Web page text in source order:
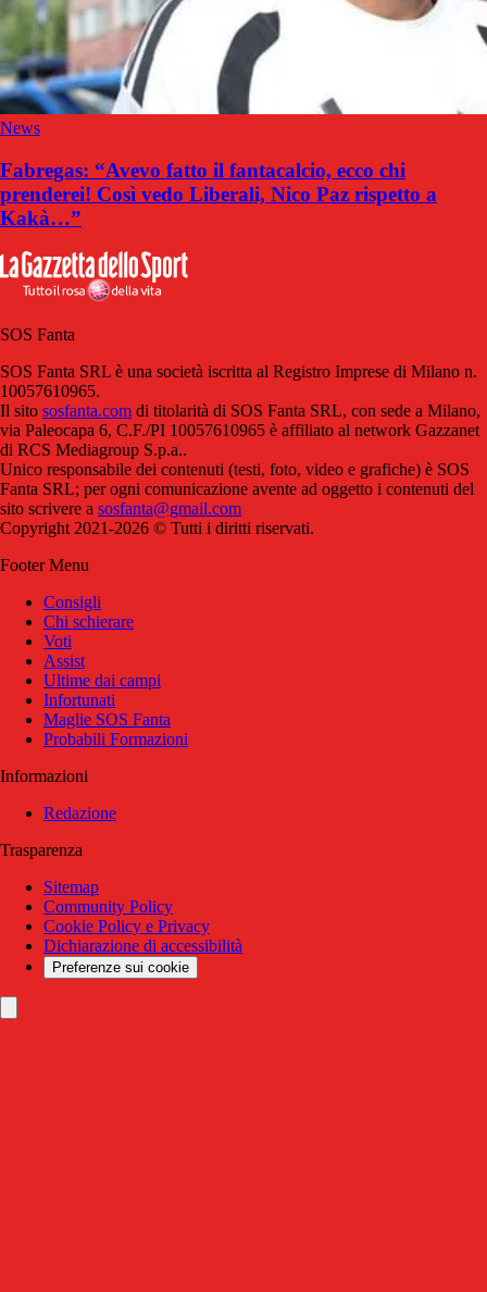
News
Fabregas: “Avevo fatto il fantacalcio, ecco chi
prenderei! Così vedo Liberali, Nico Paz rispetto a
Kakà…”
SOS Fanta
SOS Fanta SRL è una società iscritta al Registro Imprese di Milano n.
10057610965.
Il sito sosfanta.com di titolarità di SOS Fanta SRL, con sede a Milano,
via Paleocapa 6, C.F./PI 10057610965 è affiliato al network Gazzanet
di RCS Mediagroup S.p.a..
Unico responsabile dei contenuti (testi, foto, video e grafiche) è SOS
Fanta SRL; per ogni comunicazione avente ad oggetto i contenuti del
sito scrivere a sosfanta@gmail.com
Copyright 2021-2026 © Tutti i diritti riservati.
Footer Menu
Consigli
Chi schierare
Voti
Assist
Ultime dai campi
Infortunati
Maglie SOS Fanta
Probabili Formazioni
Informazioni
Redazione
Trasparenza
Sitemap
Community Policy
Cookie Policy e Privacy
Dichiarazione di accessibilità
Preferenze sui cookie